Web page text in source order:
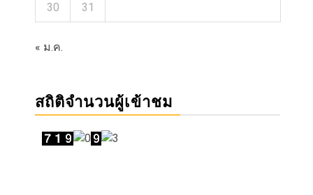
30 31
« ม.ค.
สถิติจำนวนผู้เข้าชม